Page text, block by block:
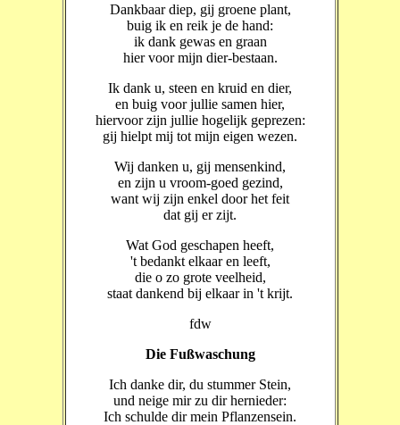
Dankbaar diep, gij groene plant,
buig ik en reik je de hand:
ik dank gewas en graan
hier voor mijn dier-bestaan.
Ik dank u, steen en kruid en dier,
en buig voor jullie samen hier,
hiervoor zijn jullie hogelijk geprezen:
gij hielpt mij tot mijn eigen wezen.
Wij danken u, gij mensenkind,
en zijn u vroom-goed gezind,
want wij zijn enkel door het feit
dat gij er zijt.
Wat God geschapen heeft,
't bedankt elkaar en leeft,
die o zo grote veelheid,
staat dankend bij elkaar in 't krijt.
fdw
Die Fußwaschung
Ich danke dir, du stummer Stein,
und neige mir zu dir hernieder:
Ich schulde dir mein Pflanzensein.